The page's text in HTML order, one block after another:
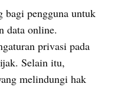
bagi pengguna untuk
data online.
privasi pada
Selain itu,
melindungi hak